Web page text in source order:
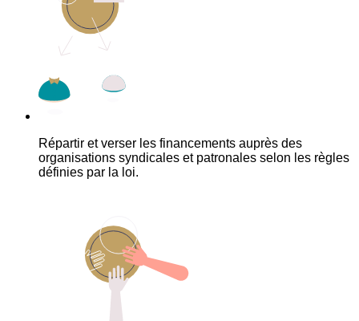
Répartir et verser les financements auprès des
organisations syndicales et patronales selon les règles
définies par la loi.